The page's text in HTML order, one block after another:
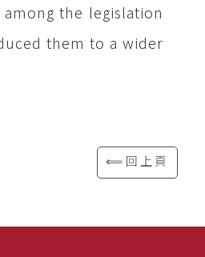
the legislation
them to a wider
⟸回上頁